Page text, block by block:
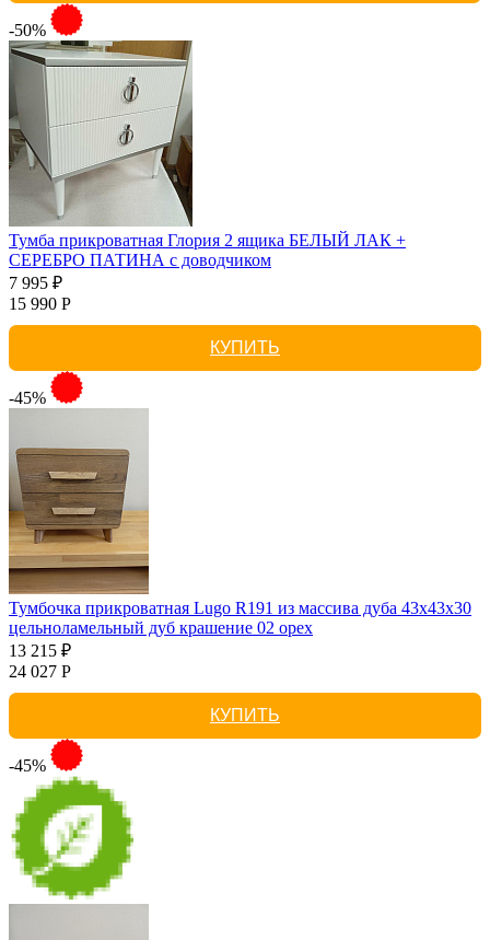
-50%
Тумба прикроватная Глория 2 ящика БЕЛЫЙ ЛАК +
СЕРЕБРО ПАТИНА с доводчиком
7 995 ₽
15 990 Р
КУПИТЬ
-45%
Тумбочка прикроватная Lugo R191 из массива дуба 43х43х30
цельноламельный дуб крашение 02 орех
13 215 ₽
24 027 Р
КУПИТЬ
-45%